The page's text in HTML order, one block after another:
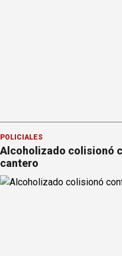
POLICIALES
Alcoholizado colisionó
cantero